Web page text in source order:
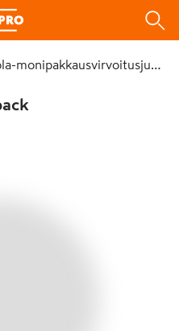
monipakkausvirvoitusjuomat